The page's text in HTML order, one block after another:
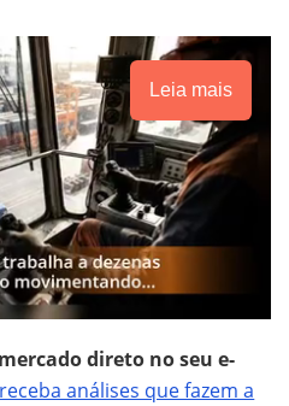
Leia mais
direto no seu e-
análises que fazem a